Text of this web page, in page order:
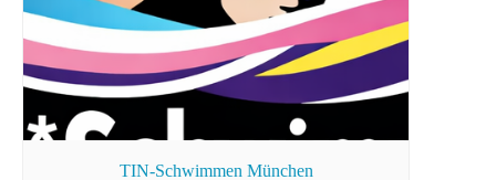
TIN-Schwimmen München